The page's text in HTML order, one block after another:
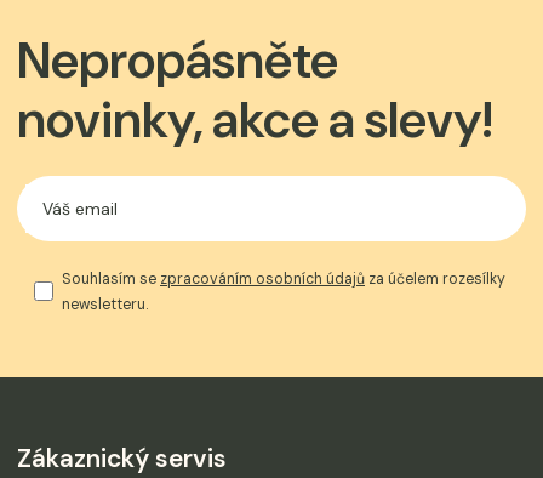
Nepropásněte
novinky, akce a slevy!
Souhlasím se zpracováním osobních údajů za účelem rozesílky
newsletteru.
Zákaznický servis